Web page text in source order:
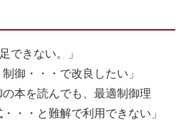
できない。」
御・・・で改良したい」
本を読んでも、最適制御理
・・と難解で利用できない」